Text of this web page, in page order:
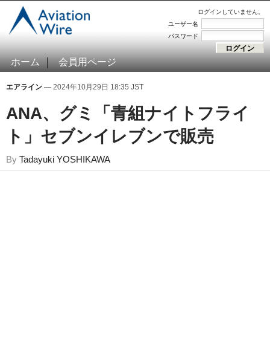
ログインしていません。
ユーザー名
パスワード
ホーム 会員用ページ
エアライン — 2024年10月29日 18:35 JST
ANA、グミ「青組ナイトフライ
ト」セブンイレブンで販売
By Tadayuki YOSHIKAWA